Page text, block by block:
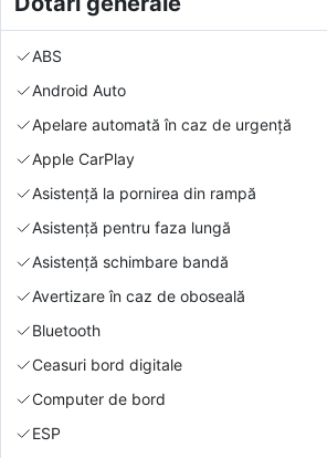
ABS
Android Auto
Apelare automată în caz de urgență
Apple CarPlay
Asistență la pornirea din rampă
Asistență pentru faza lungă
Asistență schimbare bandă
Avertizare în caz de oboseală
Bluetooth
Ceasuri bord digitale
Computer de bord
ESP